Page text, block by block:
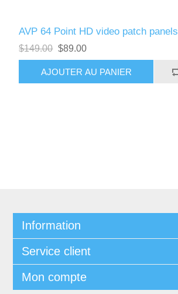
AVP 64 Point HD video patch panels
$149.00 $89.00
AJOUTER AU PANIER
Information
Service client
Mon compte